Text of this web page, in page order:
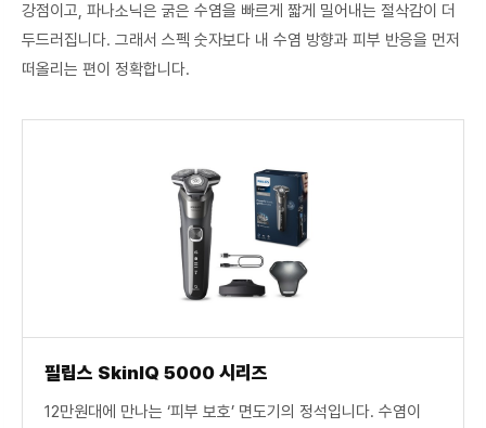
강점이고, 파나소닉은 굵은 수염을 빠르게 짧게 밀어내는 절삭감이 더
두드러집니다. 그래서 스펙 숫자보다 내 수염 방향과 피부 반응을 먼저
떠올리는 편이 정확합니다.
필립스 SkinIQ 5000 시리즈
12만원대에 만나는 ‘피부 보호’ 면도기의 정석입니다. 수염이